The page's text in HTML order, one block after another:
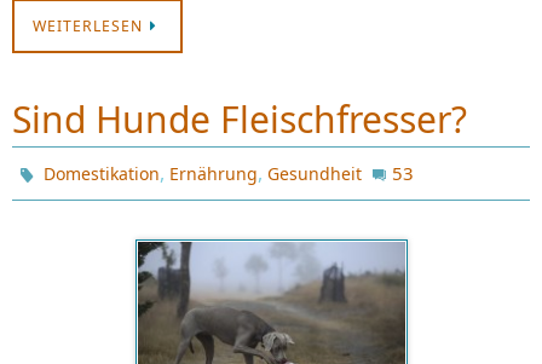
WEITERLESEN
Sind Hunde Fleischfresser?
Domestikation, Ernährung,Gesundheit 53